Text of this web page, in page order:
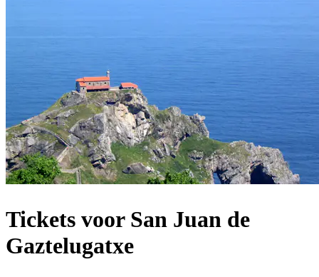
Tickets voor San Juan de
Gaztelugatxe